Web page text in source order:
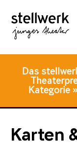
Hauptmenü
Inhalt
springen
Fusszeile
springen
Das
Kategorie
Karten